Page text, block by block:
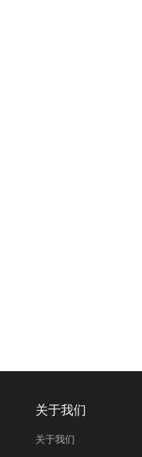
关于我们
关于我们